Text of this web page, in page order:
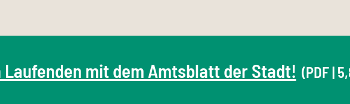
Laufenden mit dem Amtsblatt der Stadt! (PDF |